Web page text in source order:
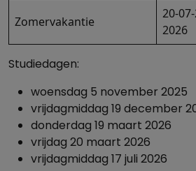
Zomervakantie
20-
2026
Studiedagen:
woensdag 5 november 2025
vrijdagmiddag 19 december
donderdag 19 maart 2026
vrijdag 20 maart 2026
vrijdagmiddag 17 juli 2026